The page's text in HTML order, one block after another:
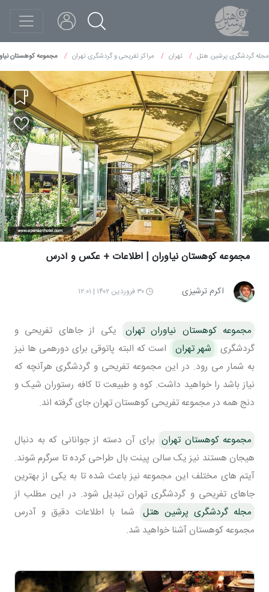
مجله گردشگری پرشین هتل تهران مراکز تفریحی و گردشگری تهران مجموعه کوهستان
مجموعه کوهستان نیاوران | اطلاعات + عکس و آدرس
اکرم ترشیزی ۳۰ فروردین ۱۴۰۲ | ۱۲:۰۱
مجموعه کوهستان نیاوران تهران
یکی از جاهای تفریحی و
گردشگری
شهر تهران
است که البته پاتوقی برای دورهمی ها نیز
به شمار می رود. در این مجموعه تفریحی و گردشگری هرآنچه که
نیاز باشد را خواهید داشت. کوه و طبیعت تا کافه رستوران شیک و
دنج همه در مجموعه تفریحی کوهستان تهران جای گرفته اند.
مجموعه کوهستان تهران برای آن دسته از جوانانی که به دنبال
هیجان هستند نیز یک سالن پینت بال طراحی کرده تا سرگرم شوند.
آیتم های مختلف این مجموعه نیز باعث شده تا به یکی از بهترین
جاهای تفریحی و گردشگری تهران تبدیل شود. در این مطلب از
مجله گردشگری پرشین هتل شما با اطلاعات دقیق و آدرس
مجموعه کوهستان آشنا خواهید شد.